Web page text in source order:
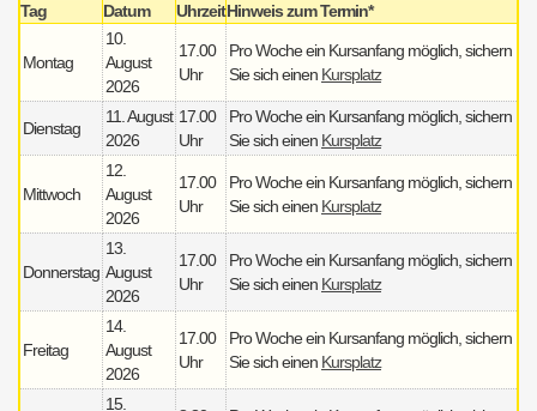
Tag
Datum UhrzeitHinweis zum Termin*
Montag
10.
August
2026
17.00
Uhr
Pro Woche ein Kursanfang möglich, sichern
Sie sich einen Kursplatz
Dienstag
11. August
2026
17.00
Uhr
Pro Woche ein Kursanfang möglich, sichern
Sie sich einen Kursplatz
Mittwoch
12.
August
2026
17.00
Uhr
Pro Woche ein Kursanfang möglich, sichern
Sie sich einen Kursplatz
Donnerstag
13.
August
2026
17.00
Uhr
Pro Woche ein Kursanfang möglich, sichern
Sie sich einen Kursplatz
Freitag
14.
August
2026
17.00
Uhr
Pro Woche ein Kursanfang möglich, sichern
Sie sich einen Kursplatz
15.